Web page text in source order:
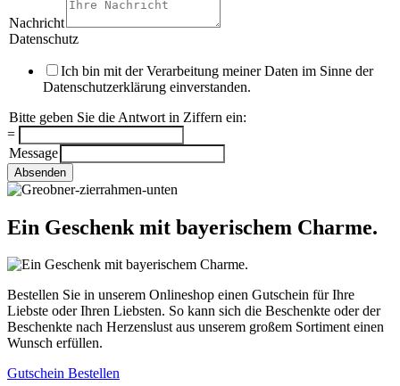
Nachricht
Datenschutz
Ich bin mit der Verarbeitung meiner Daten im Sinne der
Datenschutzerklärung einverstanden.
Bitte geben Sie die Antwort in Ziffern ein:
=
Message
Absenden
Ein Geschenk mit bayerischem Charme.
Bestellen Sie in unserem Onlineshop einen Gutschein für Ihre
Liebste oder Ihren Liebsten. So kann sich die Beschenkte oder der
Beschenkte nach Herzenslust aus unserem großem Sortiment einen
Wunsch erfüllen.
Gutschein Bestellen